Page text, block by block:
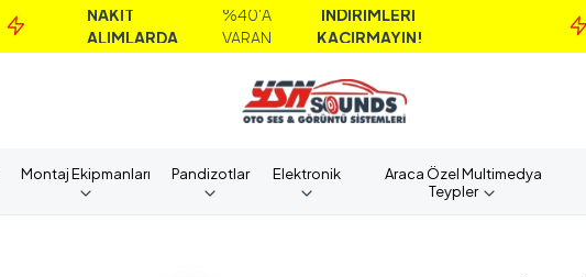
NAKİT
ALIMLARDA
%40'A
VARAN
İNDİRİMLERİ
KAÇIRMAYIN!
Montaj Ekipmanları Pandizotlar Elektronik
Araca Özel Multimedya
Teypler